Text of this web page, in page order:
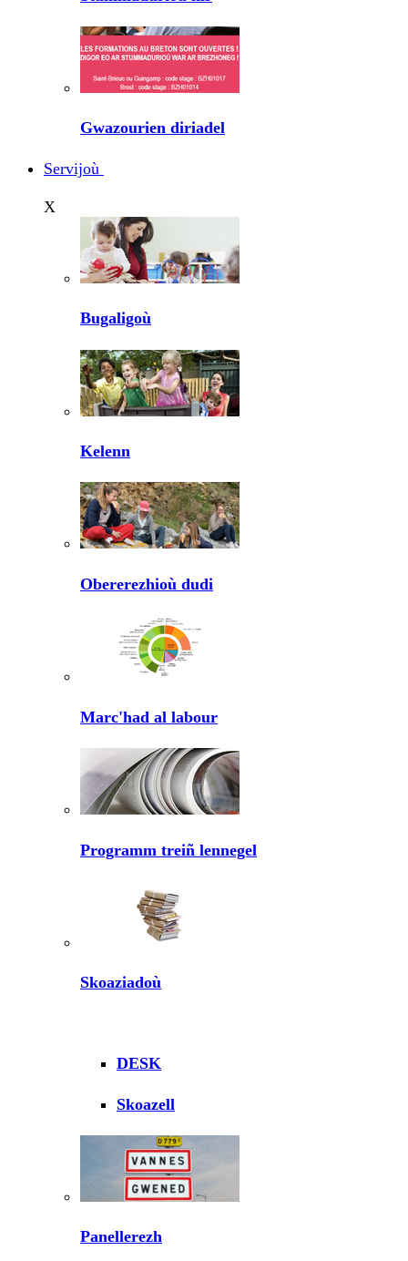
Gwazourien diriadel
Servijoù
X
Bugaligoù
Kelenn
Obererezhioù dudi
Marc'had al labour
Programm treiñ lennegel
Skoaziadoù
DESK
Skoazell
Panellerezh